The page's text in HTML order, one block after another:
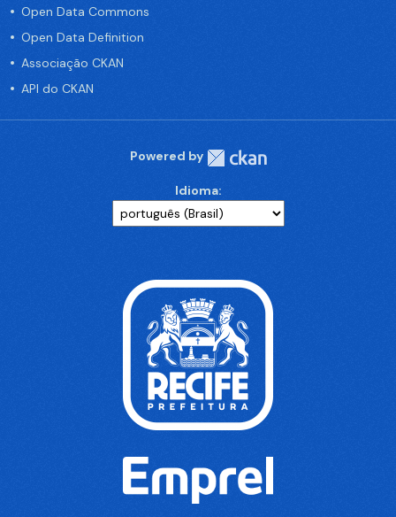
Open Data Commons
Open Data Definition
Associação CKAN
API do CKAN
Powered by
Idioma